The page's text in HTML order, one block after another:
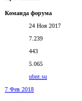
Команда форума
24 Ноя 2017
7.239
443
5.065
ubnt.su
7 Фев 2018